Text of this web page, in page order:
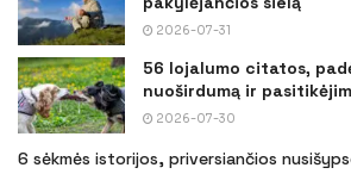
2026-07-31
56 lojalumo citatos,
nuoširdumą ir
2026-07-30
6 sėkmės istorijos, priversiančios